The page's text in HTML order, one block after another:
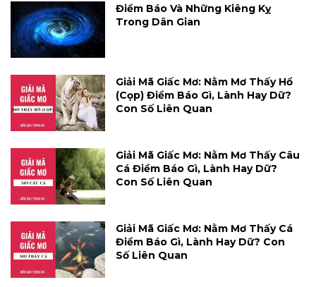
Điềm Báo Và Những Kiêng Kỵ
Trong Dân Gian
Giải Mã Giấc Mơ: Nằm Mơ Thấy Hổ
(cọp) Điềm Báo Gì, Lành Hay Dữ?
Con Số Liên Quan
Giải Mã Giấc Mơ: Nằm Mơ Thấy Câu
Cá Điềm Báo Gì, Lành Hay Dữ?
Con Số Liên Quan
Giải Mã Giấc Mơ: Nằm Mơ Thấy Cá
Điềm Báo Gì, Lành Hay Dữ? Con
Số Liên Quan